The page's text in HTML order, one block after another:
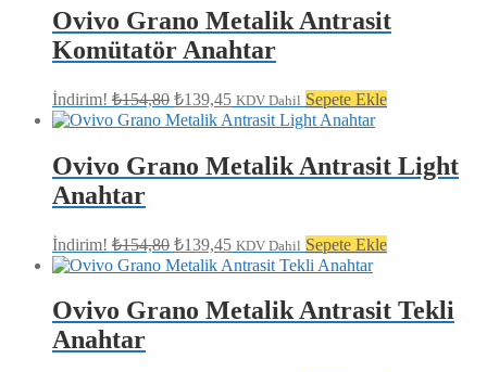
₺117,83.
Ovivo Grano Metalik Antrasit
Komütatör Anahtar
İndirim! ₺154,80 Orijinal
fiyat:
₺139,45 Şu
andaki
fiyat:
₺139,45.
KDV Dahil Sepete Ekle
Ovivo Grano Metalik Antrasit Light
Anahtar
İndirim! ₺154,80 Orijinal
fiyat:
₺139,45 Şu
andaki
fiyat:
₺139,45.
KDV Dahil Sepete Ekle
Ovivo Grano Metalik Antrasit Tekli
Anahtar